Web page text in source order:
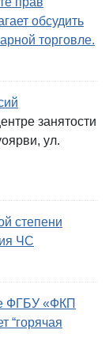
обсудить
торговле.
занятости
ул.
степени
ЧС
ФГБУ «ФКП
“горячая